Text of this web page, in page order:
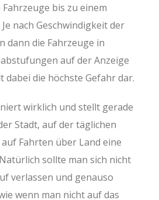
bis zu einem
nach Geschwindigkeit der
dann die Fahrzeuge in
auf der Anzeige
die höchste Gefahr dar.
wirklich und stellt gerade
Stadt, auf der täglichen
Fahrten über Land eine
sollte man sich nicht
verlassen und genauso
wenn man nicht auf das